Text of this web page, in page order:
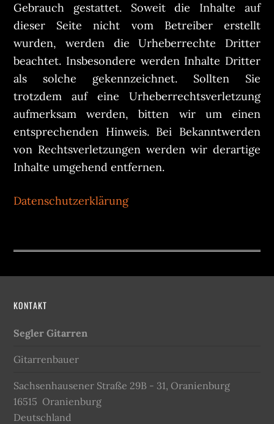
Gebrauch gestattet. Soweit die Inhalte auf
dieser Seite nicht vom Betreiber erstellt
wurden, werden die Urheberrechte Dritter
beachtet. Insbesondere werden Inhalte Dritter
als solche gekennzeichnet. Sollten Sie
trotzdem auf eine Urheberrechtsverletzung
aufmerksam werden, bitten wir um einen
entsprechenden Hinweis. Bei Bekanntwerden
von Rechtsverletzungen werden wir derartige
Inhalte umgehend entfernen.
Datenschutzerklärung
KONTAKT
Segler Gitarren
Gitarrenbauer
Sachsenhausener Straße 29B - 31, Oranienburg
16515 Oranienburg
Deutschland